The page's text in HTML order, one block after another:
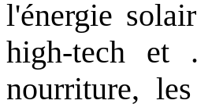
l'énergie
high-tech et
nourriture,